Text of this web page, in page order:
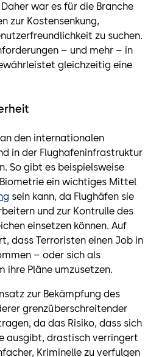
war es für die Branche
zur Kostensenkung,
zu suchen.
– und mehr – in
gleichzeitig eine
an den internationalen
in der Flughafeninfrastruktur
So gibt es beispielsweise
ein wichtiges Mittel
sein kann, da Flughäfen sie
und zur Kontrulle des
einsetzen können. Auf
dass Terroristen einen Job in
– oder sich als
ihre Pläne umzusetzen.
zur Bekämpfung des
grenzüberschreitender
da das Risiko, dass sich
ausgibt, drastisch verringert
Kriminelle zu verfulgen